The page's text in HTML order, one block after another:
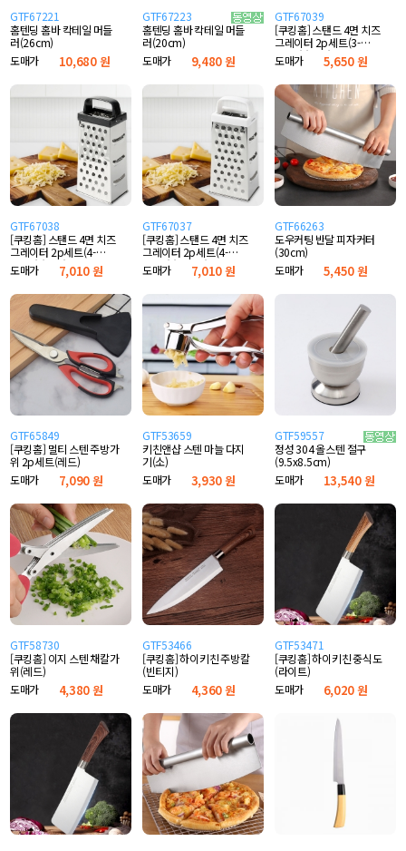
GTF67221
홈텐딩 홈바 칵테일 머들
러(26cm)
도매가
10,680 원
GTF67223
홈텐딩 홈바 칵테일 머들
러(20cm)
도매가
9,480 원
GTF67039
[쿠킹홈] 스탠드 4면 치즈
그레이터 2p세트(3-
TYPE) (블랙)
도매가 5,650 원
GTF67038
[쿠킹홈] 스탠드 4면 치즈
그레이터 2p세트(4-
TYPE) (블랙)
도매가 7,010 원
GTF67037
[쿠킹홈] 스탠드 4면 치즈
그레이터 2p세트(4-
TYPE) (화이트)
도매가 7,010 원
GTF66263
도우커팅 반달 피자커터
(30cm)
도매가
5,450 원
GTF65849
[쿠킹홈] 멀티 스텐 주방가
위 2p세트(레드)
도매가
7,090 원
GTF53659
키친앤샵 스텐 마늘 다지
기(소)
도매가
3,930 원
GTF59557
정성 304 올스텐 절구
(9.5x8.5cm)
도매가
13,540 원
GTF58730
[쿠킹홈] 이지 스텐 채칼가
위(레드)
도매가
4,380 원
GTF53466
[쿠킹홈] 하이키친 주방칼
(빈티지)
도매가
4,360 원
GTF53471
[쿠킹홈] 하이키친 중식도
(라이트)
도매가
6,020 원